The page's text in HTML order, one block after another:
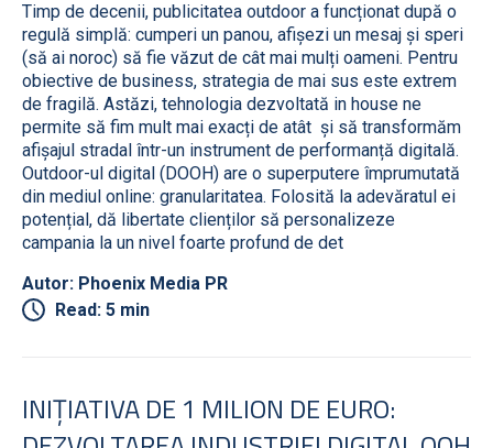
Timp de decenii, publicitatea outdoor a funcționat după o
regulă simplă: cumperi un panou, afișezi un mesaj și speri
(să ai noroc) să fie văzut de cât mai mulți oameni. Pentru
obiective de business, strategia de mai sus este extrem
de fragilă. Astăzi, tehnologia dezvoltată in house ne
permite să fim mult mai exacți de atât și să transformăm
afișajul stradal într-un instrument de performanță digitală.
Outdoor-ul digital (DOOH) are o superputere împrumutată
din mediul online: granularitatea. Folosită la adevăratul ei
potențial, dă libertate clienților să personalizeze
campania la un nivel foarte profund de det
Autor: Phoenix Media PR
Read: 5 min
INIȚIATIVA DE 1 MILION DE EURO: